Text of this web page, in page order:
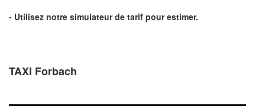
- Utilisez notre simulateur de tarif pour estimer.
TAXI Forbach